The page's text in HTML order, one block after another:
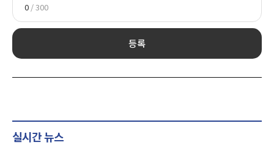
0 / 300
등록
실시간 뉴스